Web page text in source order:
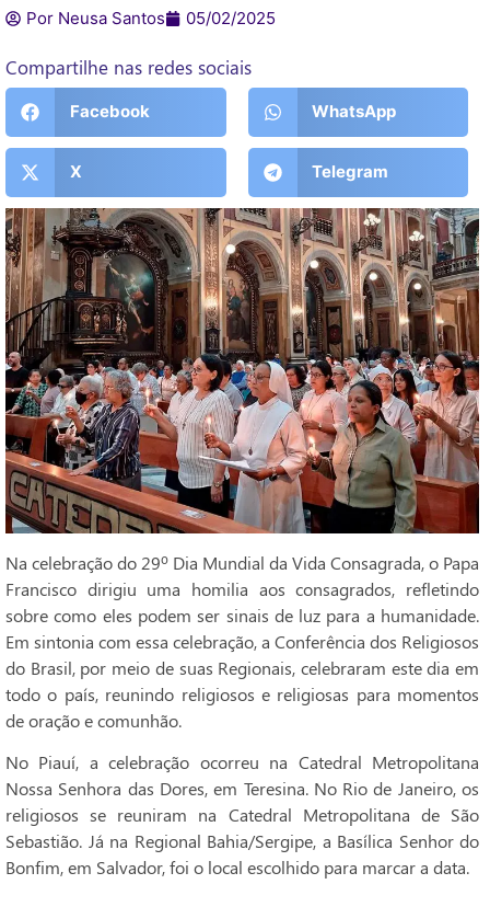
Por Neusa Santos 05/02/2025
Compartilhe nas redes sociais
Facebook WhatsApp
X Telegram
Na celebração do 29º Dia Mundial da Vida Consagrada, o Papa
Francisco dirigiu uma homilia aos consagrados, refletindo
sobre como eles podem ser sinais de luz para a humanidade.
Em sintonia com essa celebração, a Conferência dos Religiosos
do Brasil, por meio de suas Regionais, celebraram este dia em
todo o país, reunindo religiosos e religiosas para momentos
de oração e comunhão.
No Piauí, a celebração ocorreu na Catedral Metropolitana
Nossa Senhora das Dores, em Teresina. No Rio de Janeiro, os
religiosos se reuniram na Catedral Metropolitana de São
Sebastião. Já na Regional Bahia/Sergipe, a Basílica Senhor do
Bonfim, em Salvador, foi o local escolhido para marcar a data.